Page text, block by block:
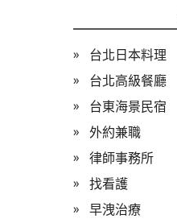
台北日本料理
台北高級餐廳
台東海景民宿
外約兼職
律師事務所
找看護
早洩治療